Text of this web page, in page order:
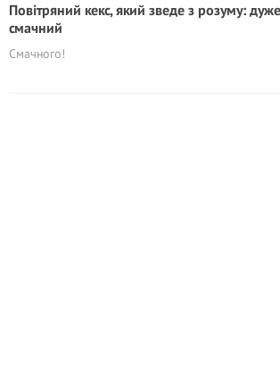
Повітряний кекс, який зведе з розуму:
смачний
Смачного!